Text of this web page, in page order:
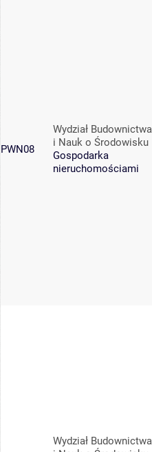
PWN08
Wydział Budownictwa
i Nauk o Środowisku
Gospodarka
nieruchomościami
Wydział Budownictwa